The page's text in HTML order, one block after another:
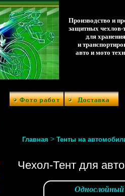
Производство и
защитных чехлов-
для хранения
и
авто и мото
Главная > Тенты на
Чехол-Тент для
Однослойный